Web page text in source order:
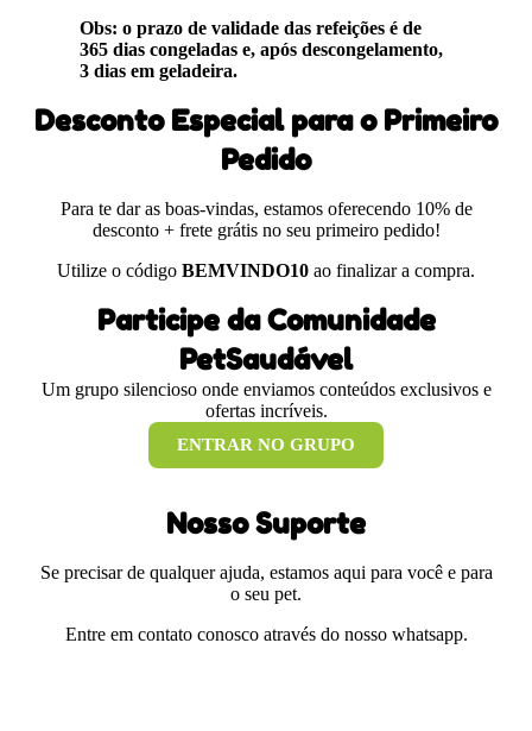
Obs: o prazo de validade das refeições é de
365 dias congeladas e, após descongelamento,
3 dias em geladeira.
Desconto Especial para o Primeiro
Pedido
Para te dar as boas-vindas, estamos oferecendo 10% de
desconto + frete grátis no seu primeiro pedido!
Utilize o código BEMVINDO10 ao finalizar a compra.
Participe da Comunidade
PetSaudável
Um grupo silencioso onde enviamos conteúdos exclusivos e
ofertas incríveis.
ENTRAR NO GRUPO
Nosso Suporte
Se precisar de qualquer ajuda, estamos aqui para você e para
o seu pet.
Entre em contato conosco através do nosso whatsapp.